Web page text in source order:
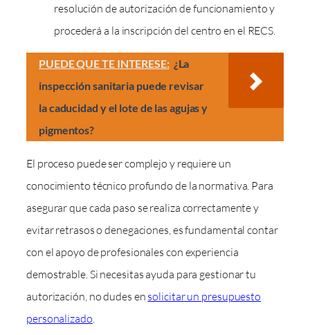
resolución de autorización de funcionamiento y
procederá a la inscripción del centro en el RECS.
PUEDE QUE TE INTERESE: ¿La
inspección sanitaria puede revisar
la caducidad y el lote de las agujas y
pigmentos?
El proceso puede ser complejo y requiere un
conocimiento técnico profundo de la normativa. Para
asegurar que cada paso se realiza correctamente y
evitar retrasos o denegaciones, es fundamental contar
con el apoyo de profesionales con experiencia
demostrable. Si necesitas ayuda para gestionar tu
autorización, no dudes en solicitar un presupuesto
personalizado.